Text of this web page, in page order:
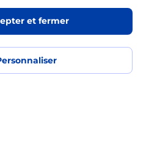
et fermer
un colis ou faire un
sans se
au meilleur